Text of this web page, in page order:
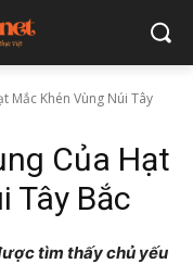
Mắc Khén Vùng Núi Tây
Của Hạt
Tây Bắc
tìm thấy chủ yếu